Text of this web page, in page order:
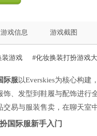
游戏信息 游戏截图
装游戏 #化妆换装打扮游戏
际服以Everskies为核心构建
饰、发型到鞋履与配饰进行
易与服装售卖，在聊天室
国际服新手入门